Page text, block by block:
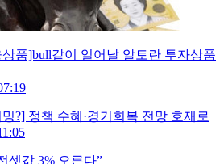
품]bull같이 일어날 알토란 투자상품
?] 정책 수혜·경기회복 전망 호재로
셋값 3% 오른다”